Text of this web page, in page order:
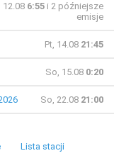
12.08 6:55 i 2 późniejsze
emisje
Pt, 14.08 21:45
So, 15.08 0:20
So, 22.08 21:00
Lista stacji